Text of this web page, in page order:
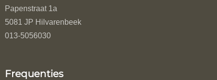
Papenstraat 1a
5081 JP Hilvarenbeek
013-5056030
Frequenties